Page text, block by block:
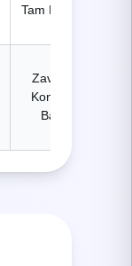
Tam Kontrol
Zavallı -
Konuma
Bağlı